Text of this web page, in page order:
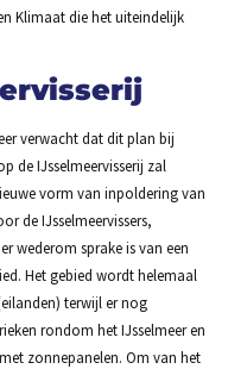
Klimaat die het uiteindelijk
verwacht dat dit plan bij
de IJsselmeervisserij zal
vorm van inpoldering van
de IJsselmeervissers,
wederom sprake is van een
Het gebied wordt helemaal
terwijl er nog
rondom het IJsselmeer en
zonnepanelen. Om van het